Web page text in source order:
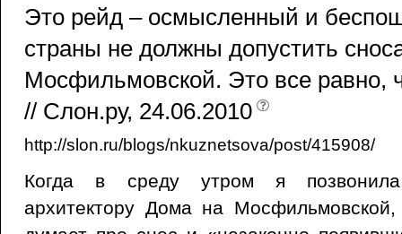
Это рейд – осмысленный и
страны не должны допустить
Мосфильмовской. Это все равно,
// Слон.ру, 24.06.2010
http://slon.ru/blogs/nkuznetsova/post/415908/
Когда в среду утром я
архитектору Дома на